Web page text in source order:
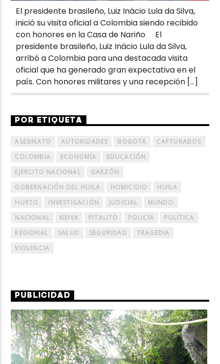
El presidente brasileño, Luiz Inácio Lula da Silva,
inició su visita oficial a Colombia siendo recibido
con honores en la Casa de Nariño El
presidente brasileño, Luiz Inácio Lula da Silva,
arribó a Colombia para una destacada visita
oficial que ha generado gran expectativa en el
país. Con honores militares y una recepción […]
POR ETIQUETA
ASESINATO AUTORIDADES BOGOTÁ
CAPTURADOS
COLOMBIA
ECONOMÍA
EDUCACIÓN
EJERCITO NACIONAL
GARZÓN
GOBERNACIÓN DEL HUILA
HOMICIDIO
HUILA
HURTO
INVESTIGACIÓN JUDICIAL
MUNDO
NACIONAL
NEIVA PITALITO POLICÍA
POLÍTICA
REGIONAL
SALUD SEGURIDAD
TRAGEDIA
VIOLENCIA
PUBLICIDAD